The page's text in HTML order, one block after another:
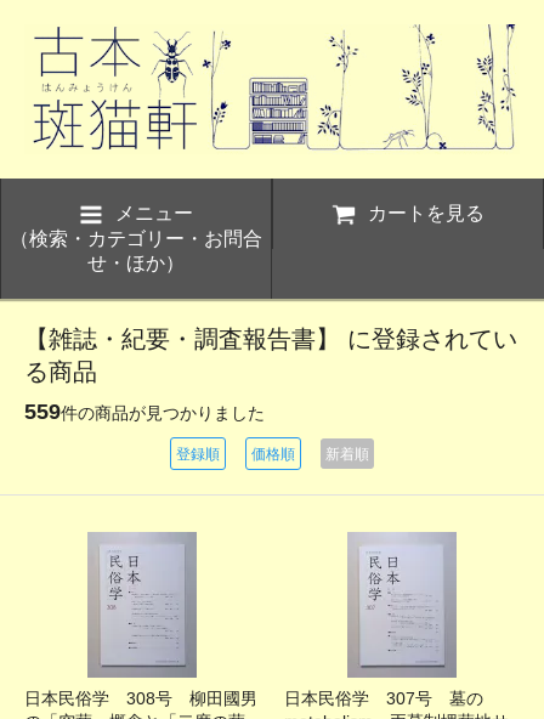
メニュー
（検索・カテゴリー・お問合
せ・ほか）
カートを見る
【雑誌・紀要・調査報告書】 に登録されてい
る商品
559件の商品が見つかりました
登録順 価格順 新着順
日本民俗学 308号 柳田國男
日本民俗学 307号 墓の